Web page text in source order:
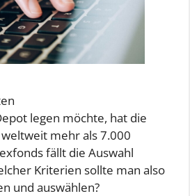
legen möchte, hat die
mehr als 7.000
fällt die Auswahl
Kriterien sollte man also
und auswählen?